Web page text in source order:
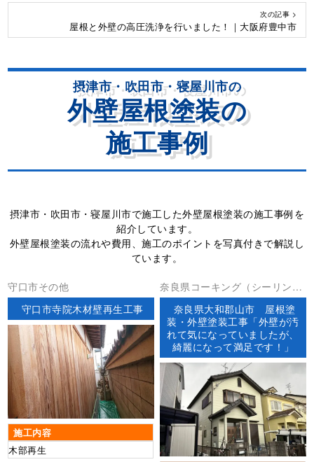
次の記事 >
屋根と外壁の高圧洗浄を行いました！｜大阪府豊中市
摂津市・吹田市・寝屋川市の
外壁屋根塗装の
施工事例
摂津市・吹田市・寝屋川市で施工した外壁屋根塗装の施工事例を
紹介しています。
外壁屋根塗装の流れや費用、施工のポイントを写真付きで解説し
ています。
守口市その他
守口市寺院木材壁再生工事
施工内容
木部再生
奈良県コーキング（シーリン
グ）外壁塗装屋根塗装屋根工事
防水工事
奈良県大和郡山市 屋根塗
装・外壁塗装工事「外壁が汚
れて気になっていましたが、
綺麗になって満足です！」